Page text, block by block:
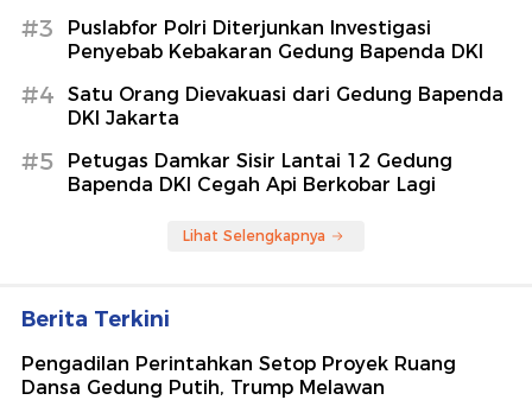
#3
Puslabfor Polri Diterjunkan Investigasi
Penyebab Kebakaran Gedung Bapenda DKI
#4
Satu Orang Dievakuasi dari Gedung Bapenda
DKI Jakarta
#5
Petugas Damkar Sisir Lantai 12 Gedung
Bapenda DKI Cegah Api Berkobar Lagi
Lihat Selengkapnya
Berita Terkini
Pengadilan Perintahkan Setop Proyek Ruang
Dansa Gedung Putih, Trump Melawan